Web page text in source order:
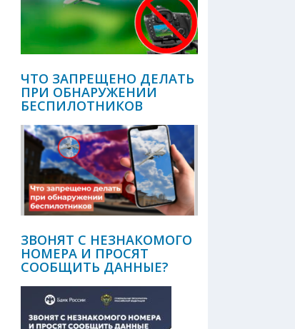
ЧТО ЗАПРЕЩЕНО ДЕЛАТЬ
ПРИ ОБНАРУЖЕНИИ
БЕСПИЛОТНИКОВ
ЗВОНЯТ С НЕЗНАКОМОГО
НОМЕРА И ПРОСЯТ
СООБЩИТЬ ДАННЫЕ?